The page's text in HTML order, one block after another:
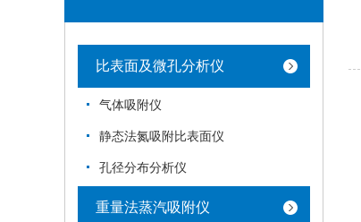
比表面及微孔分析仪
气体吸附仪
静态法氮吸附比表面仪
孔径分布分析仪
重量法蒸汽吸附仪